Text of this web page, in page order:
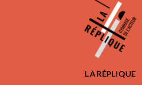
LA RÉPLIQUE